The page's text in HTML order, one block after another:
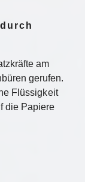
am
gerufen.
Flüssigkeit
die Papiere